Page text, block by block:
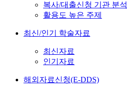
복사/대출신청 기관 분석
활용도 높은 주제
최신/인기 학술자료
최신자료
인기자료
해외자료신청(E-DDS)